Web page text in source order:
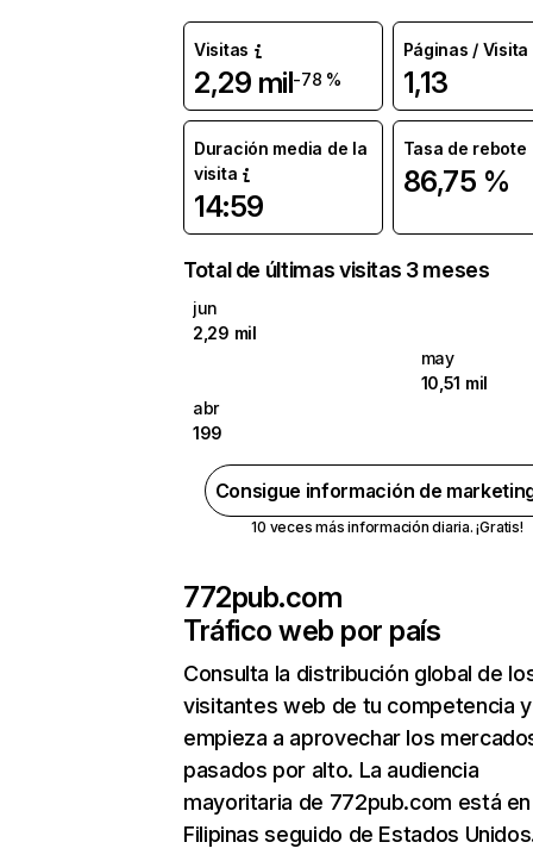
Visitas
2,29 mil-78 %
Páginas / Visita
1,13
Duración media de la
visita
14:59
Tasa de rebote
86,75 %
Total de últimas visitas 3 meses
jun
2,29 mil
may
10,51 mil
abr
199
Consigue información de
10 veces más información diaria. ¡Gratis!
772pub.com
Tráfico web por país
Consulta la distribución global de
visitantes web de tu competencia y
empieza a aprovechar los
pasados por alto. La audiencia
mayoritaria de 772pub.com está en
Filipinas seguido de Estados